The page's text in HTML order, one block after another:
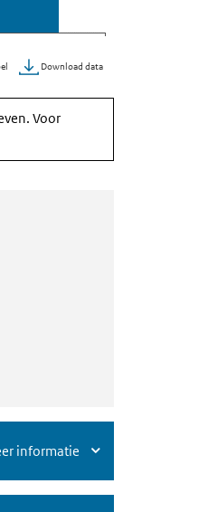
Download data
Voor
informatie